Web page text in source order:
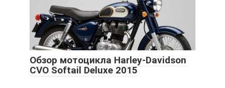
Обзор мотоцикла Harley-Davidson
CVO Softail Deluxe 2015